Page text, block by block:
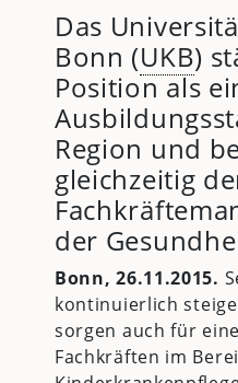
Das
Bonn (UKB)
Position als
Region und
gleichzeitig
der
Bonn, 26.11.2015.
kontinuierlich
sorgen auch für
Fachkräften im